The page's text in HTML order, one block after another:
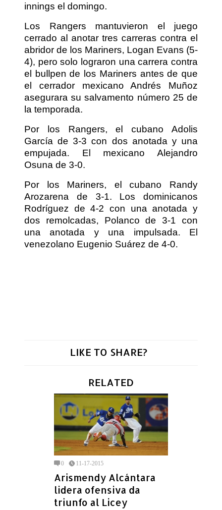
innings el domingo.
Los Rangers mantuvieron el juego
cerrado al anotar tres carreras contra el
abridor de los Mariners, Logan Evans (5-
4), pero solo lograron una carrera contra
el bullpen de los Mariners antes de que
el cerrador mexicano Andrés Muñoz
asegurara su salvamento número 25 de
la temporada.
Por los Rangers, el cubano Adolis
García de 3-3 con dos anotada y una
empujada. El mexicano Alejandro
Osuna de 3-0.
Por los Mariners, el cubano Randy
Arozarena de 3-1. Los dominicanos
Rodríguez de 4-2 con una anotada y
dos remolcadas, Polanco de 3-1 con
una anotada y una impulsada. El
venezolano Eugenio Suárez de 4-0.
LIKE TO SHARE?
RELATED
0 11-17-2015
Arismendy Alcántara
lidera ofensiva da
triunfo al Licey